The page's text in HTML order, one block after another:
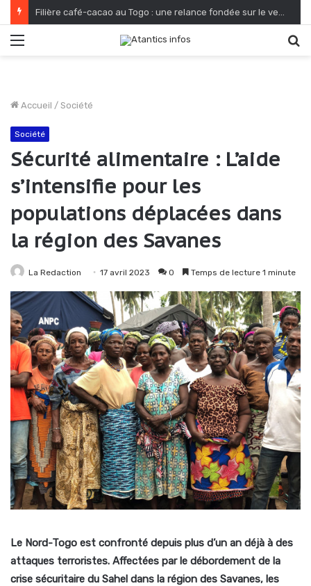
Filière café-cacao au Togo : une relance fondée sur le verdissement et la qualité
Accueil / Société
Société
Sécurité alimentaire : L’aide
s’intensifie pour les
populations déplacées dans
la région des Savanes
La Redaction 17 avril 2023 0 Temps de lecture 1 minute
Le Nord-Togo est confronté depuis plus d’un an déjà à des
attaques terroristes. Affectées par le débordement de la
crise sécuritaire du Sahel dans la région des Savanes, les